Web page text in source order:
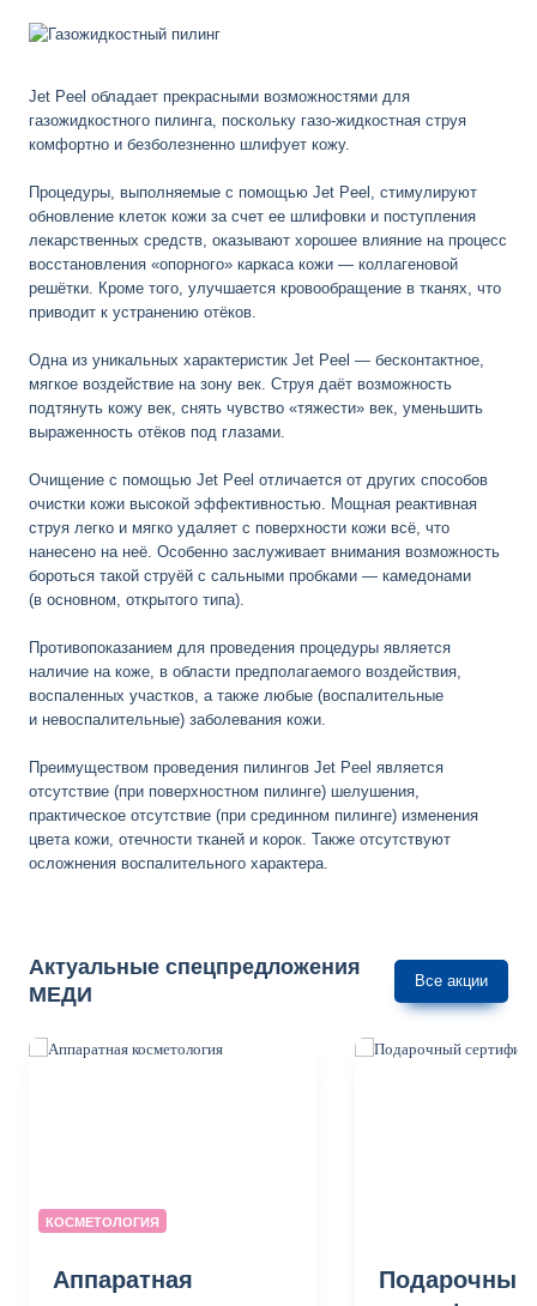
Jet Peel обладает прекрасными возможностями для
газожидкостного пилинга, поскольку газо-жидкостная струя
комфортно и безболезненно шлифует кожу.
Процедуры, выполняемые с помощью Jet Peel, стимулируют
обновление клеток кожи за счет ее шлифовки и поступления
лекарственных средств, оказывают хорошее влияние на процесс
восстановления «опорного» каркаса кожи — коллагеновой
решётки. Кроме того, улучшается кровообращение в тканях, что
приводит к устранению отёков.
Одна из уникальных характеристик Jet Peel — бесконтактное,
мягкое воздействие на зону век. Струя даёт возможность
подтянуть кожу век, снять чувство «тяжести» век, уменьшить
выраженность отёков под глазами.
Очищение с помощью Jet Peel отличается от других способов
очистки кожи высокой эффективностью. Мощная реактивная
струя легко и мягко удаляет с поверхности кожи всё, что
нанесено на неё. Особенно заслуживает внимания возможность
бороться такой струёй с сальными пробками — камедонами
(в основном, открытого типа).
Противопоказанием для проведения процедуры является
наличие на коже, в области предполагаемого воздействия,
воспаленных участков, а также любые (воспалительные
и невоспалительные) заболевания кожи.
Преимуществом проведения пилингов Jet Peel является
отсутствие (при поверхностном пилинге) шелушения,
практическое отсутствие (при срединном пилинге) изменения
цвета кожи, отечности тканей и корок. Также отсутствуют
осложнения воспалительного характера.
Актуальные спецпредложения
МЕДИ
Все акции
КОСМЕТОЛОГИЯ
Аппаратная
Подарочный